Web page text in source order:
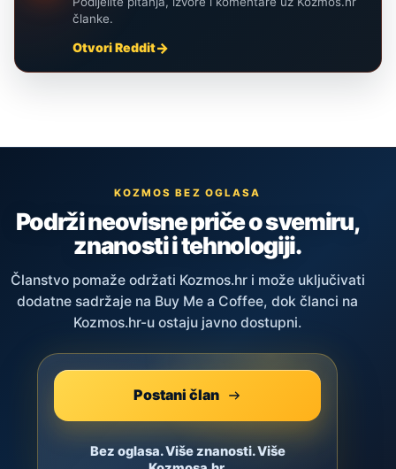
članke.
Otvori Reddit
KOZMOS BEZ OGLASA
Podrži neovisne priče o svemiru,
znanosti i tehnologiji.
Članstvo pomaže održati Kozmos.hr i može uključivati
dodatne sadržaje na Buy Me a Coffee, dok članci na
Kozmos.hr-u ostaju javno dostupni.
Postani član
Bez oglasa. Više znanosti. Više